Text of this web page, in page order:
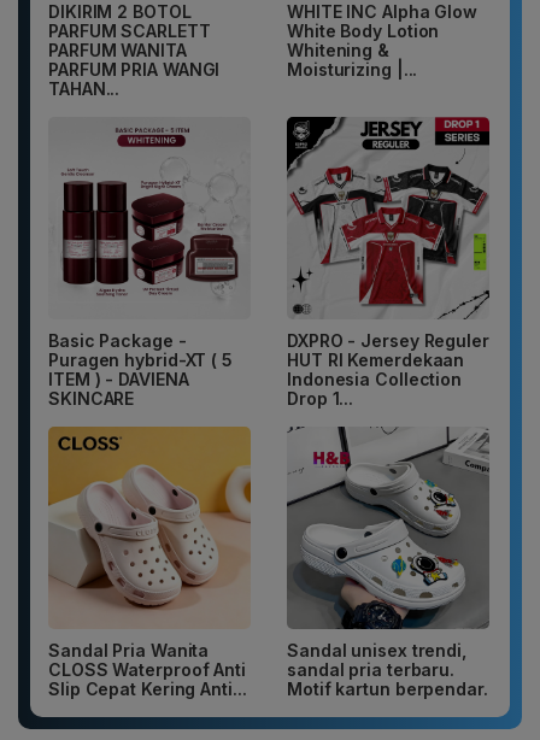
DIKIRIM 2 BOTOL
PARFUM SCARLETT
PARFUM WANITA
PARFUM PRIA WANGI
TAHAN...
WHITE INC Alpha Glow
White Body Lotion
Whitening &
Moisturizing |...
Basic Package -
Puragen hybrid-XT ( 5
ITEM ) - DAVIENA
SKINCARE
DXPRO - Jersey Reguler
HUT RI Kemerdekaan
Indonesia Collection
Drop 1...
Sandal Pria Wanita
CLOSS Waterproof Anti
Slip Cepat Kering Anti...
Sandal unisex trendi,
sandal pria terbaru.
Motif kartun berpendar.